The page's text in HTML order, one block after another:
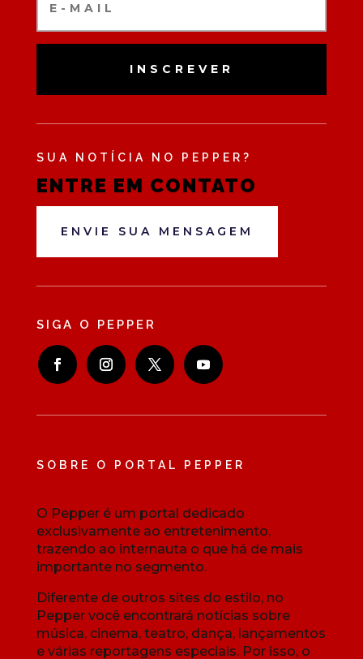
INSCREVER
SUA NOTÍCIA NO PEPPER?
ENTRE EM CONTATO
ENVIE SUA MENSAGEM
SIGA O PEPPER
SOBRE O PORTAL PEPPER
O Pepper é um portal dedicado
exclusivamente ao entretenimento,
trazendo ao internauta o que há de mais
importante no segmento.
Diferente de outros sites do estilo, no
Pepper você encontrará notícias sobre
música, cinema, teatro, dança, lançamentos
e várias reportagens especiais. Por isso, o